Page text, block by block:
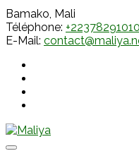
Bamako, Mali
Téléphone: +22378291010
E-Mail: